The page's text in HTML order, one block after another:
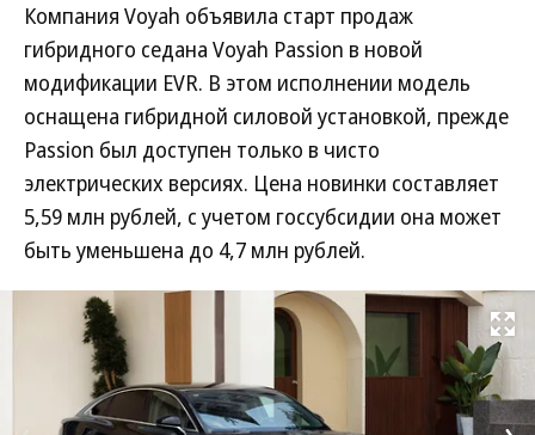
Компания Voyah объявила старт продаж
гибридного седана Voyah Passion в новой
модификации EVR. В этом исполнении модель
оснащена гибридной силовой установкой, прежде
Passion был доступен только в чисто
электрических версиях. Цена новинки составляет
5,59 млн рублей, с учетом госсубсидии она может
быть уменьшена до 4,7 млн рублей.
Развернуть